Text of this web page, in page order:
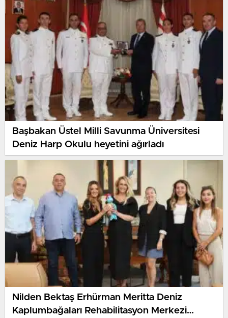
Başbakan Üstel Milli Savunma Üniversitesi
Deniz Harp Okulu heyetini ağırladı
Nilden Bektaş Erhürman Meritta Deniz
Kaplumbağaları Rehabilitasyon Merkezi